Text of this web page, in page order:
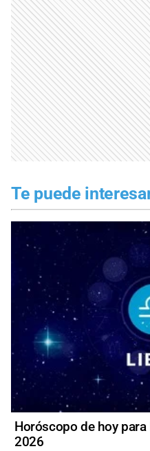
Te puede
Horóscopo de hoy
2026